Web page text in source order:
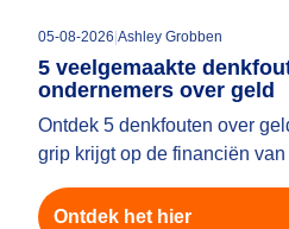
05-08-2026 Ashley Grobben
5 veelgemaakte
ondernemers over geld
Ontdek 5 denkfouten over
grip krijgt op de financiën
Ontdek het hier